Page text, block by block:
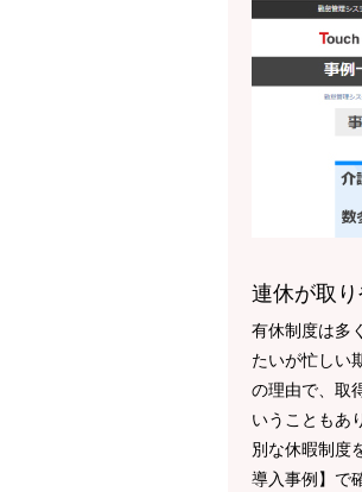
連休が取
有休制度は多
たいが忙しい
の理由で、取
いうこともあ
別な休暇制度
導入事例】で